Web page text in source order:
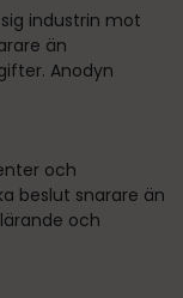
industrin mot
än
Anodyn
och
beslut snarare än
och